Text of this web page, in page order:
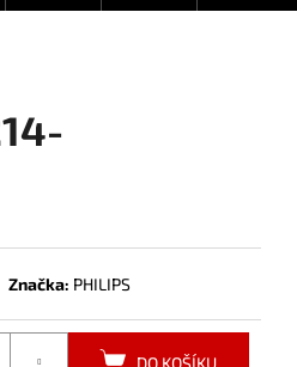
Značka: PHILIPS
DO KOŠÍKU